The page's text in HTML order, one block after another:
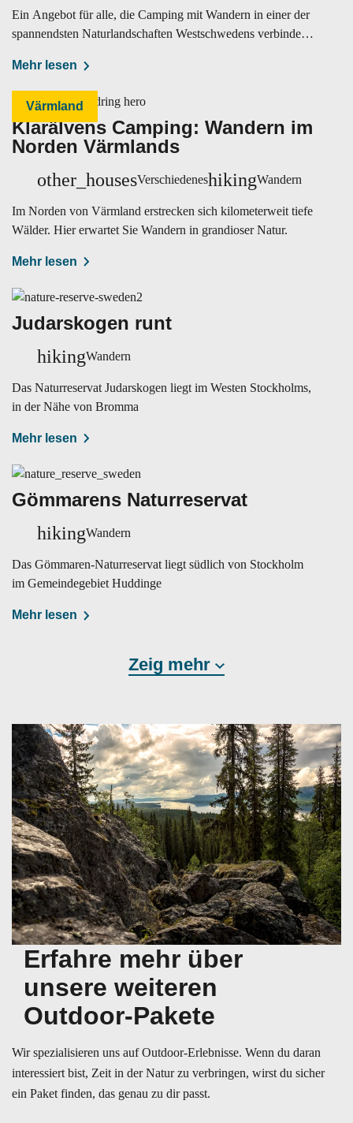
Ein Angebot für alle, die Camping mit Wandern in einer der
spannendsten Naturlandschaften Westschwedens verbinden
Mehr lesen
Värmland
Klarälvens Camping: Wandern im
Norden Värmlands
other_housesVerschiedeneshikingWandern
Im Norden von Värmland erstrecken sich kilometerweit tiefe
Wälder. Hier erwartet Sie Wandern in grandioser Natur.
Mehr lesen
Judarskogen runt
hikingWandern
Das Naturreservat Judarskogen liegt im Westen Stockholms,
in der Nähe von Bromma
Mehr lesen
Gömmarens Naturreservat
hikingWandern
Das Gömmaren-Naturreservat liegt südlich von Stockholm
im Gemeindegebiet Huddinge
Mehr lesen
Zeig mehr
Erfahre mehr über
unsere weiteren
Outdoor-Pakete
Wir spezialisieren uns auf Outdoor-Erlebnisse. Wenn du daran
interessiert bist, Zeit in der Natur zu verbringen, wirst du sicher
ein Paket finden, das genau zu dir passt.